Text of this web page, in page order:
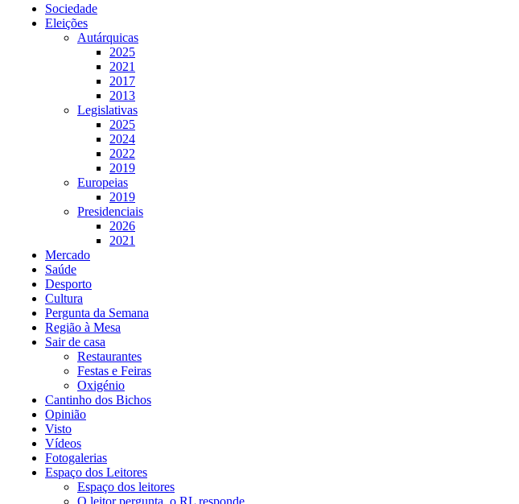
Sociedade
Eleições
Autárquicas
2025
2021
2017
2013
Legislativas
2025
2024
2022
2019
Europeias
2019
Presidenciais
2026
2021
Mercado
Saúde
Desporto
Cultura
Pergunta da Semana
Região à Mesa
Sair de casa
Restaurantes
Festas e Feiras
Oxigénio
Cantinho dos Bichos
Opinião
Visto
Vídeos
Fotogalerias
Espaço dos Leitores
Espaço dos leitores
O leitor pergunta, o RL responde